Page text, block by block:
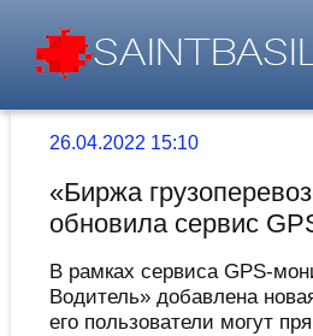
26.04.2022 15:10
«Биржа
обновила сервис
В рамках сервиса GPS-
Водитель» добавлена
его пользователи могут